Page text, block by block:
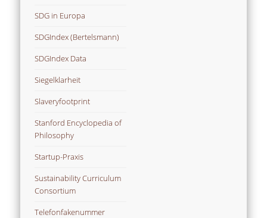
SDG in Europa
SDGIndex (Bertelsmann)
SDGIndex Data
Siegelklarheit
Slaveryfootprint
Stanford Encyclopedia of
Philosophy
Startup-Praxis
Sustainability Curriculum
Consortium
Telefonfakenummer